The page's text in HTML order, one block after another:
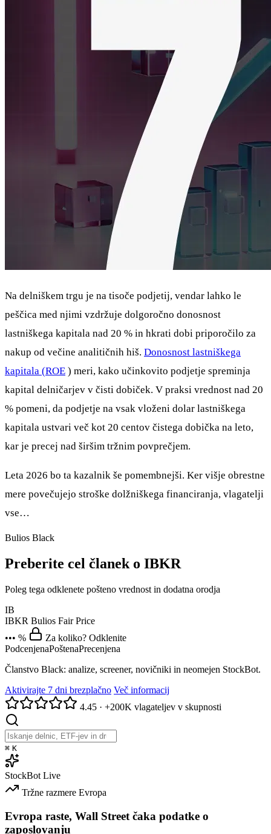
Na delniškem trgu je na tisoče podjetij, vendar lahko le
peščica med njimi vzdržuje dolgoročno donosnost
lastniškega kapitala nad 20 % in hkrati dobi priporočilo za
nakup od večine analitičnih hiš. Donosnost lastniškega
kapitala (ROE ) meri, kako učinkovito podjetje spreminja
kapital delničarjev v čisti dobiček. V praksi vrednost nad 20
% pomeni, da podjetje na vsak vloženi dolar lastniškega
kapitala ustvari več kot 20 centov čistega dobička na leto,
kar je precej nad širšim tržnim povprečjem.
Leta 2026 bo ta kazalnik še pomembnejši. Ker višje obrestne
mere povečujejo stroške dolžniškega financiranja, vlagatelji
vse…
Bulios Black
Preberite cel članek o IBKR
Poleg tega odklenete pošteno vrednost in dodatna orodja
IB
IBKR Bulios Fair Price
••• %
Za koliko? Odklenite
PodcenjenaPoštenaPrecenjena
Članstvo Black: analize, screener, novičniki in neomejen StockBot.
Aktivirajte 7 dni brezplačno Več informacij
4.45 · +200K vlagateljev v skupnosti
⌘ K
StockBot Live
Tržne razmere Evropa
Evropa raste, Wall Street čaka podatke o
zaposlovanju